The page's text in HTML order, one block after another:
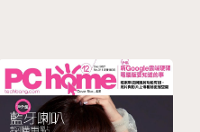
將邀請專家分享企業現今
以及如何藉由雲端訂閱制
管理目標。
詐手法避過防毒偵測